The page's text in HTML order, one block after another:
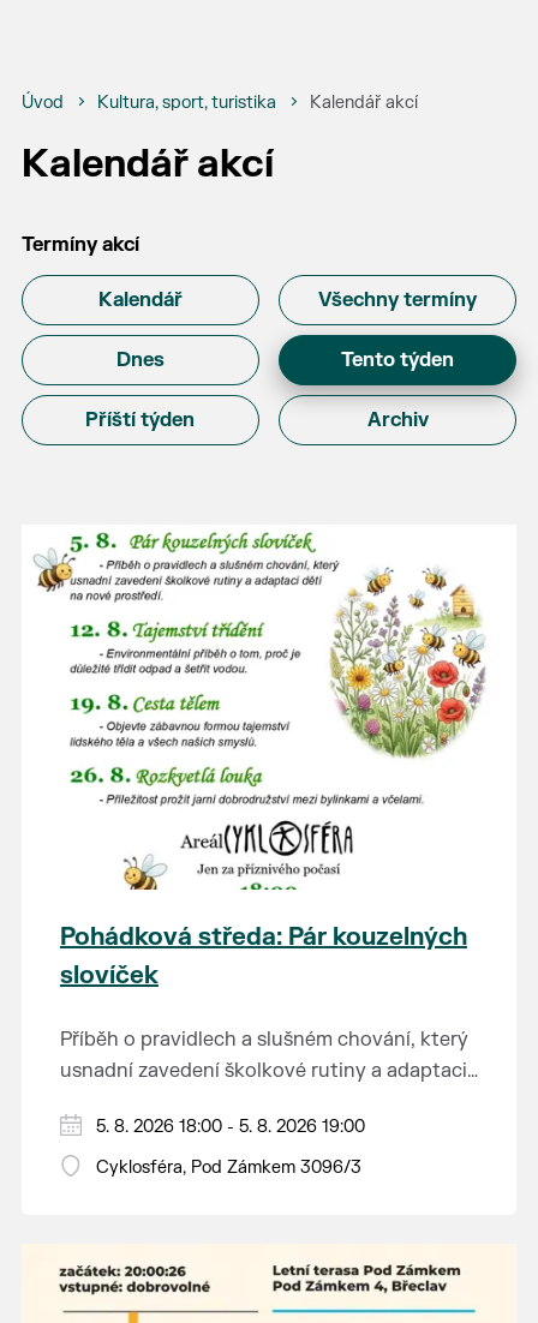
Úvod Kultura, sport, turistika Kalendář akcí
Kalendář akcí
Termíny akcí
Kalendář Všechny termíny
Dnes Tento týden
Příští týden Archiv
Pohádková středa: Pár kouzelných
slovíček
Příběh o pravidlech a slušném chování, který
usnadní zavedení školkové rutiny a adaptaci
Hraje se jen za příznivého počasí.
Vstupné dobrovolné.
5. 8. 2026 18:00 - 5. 8. 2026 19:00
Cyklosféra, Pod Zámkem 3096/3